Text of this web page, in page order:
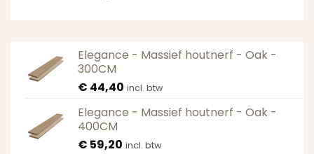
Elegance - Massief houtnerf - Oak -
300CM
€ 44,40 incl. btw
Elegance - Massief houtnerf - Oak -
400CM
€ 59,20 incl. btw